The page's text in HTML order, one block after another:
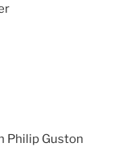
Philip Guston